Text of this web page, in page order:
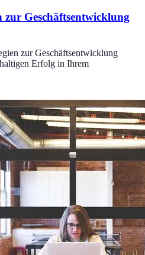
zur Geschäftsentwicklung
zur Geschäftsentwicklung
Erfolg in Ihrem